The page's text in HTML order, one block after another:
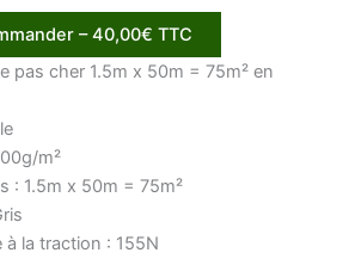
– 40,00€ TTC
pas cher 1.5m x 50m = 75m² en
m²
: 1.5m x 50m = 75m²
à la traction : 155N